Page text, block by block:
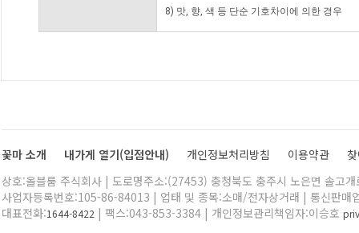
8) 맛, 향, 색 등 단순 기호차이에 의한 경우
꽃마 소개 내가게 열기(입점안내) 개인정보처리방침 이용약관
상호:올블룸 주식회사 | 도로명주소:(27453) 충청북도 충주시 노은면 솔고
사업자등록번호:105-86-84013 | 업태 및 종목:소매/전자상거래 | 통신판매
대표전화:1644-8422 | 팩스:043-853-3384 | 개인정보관리책임자:이승호